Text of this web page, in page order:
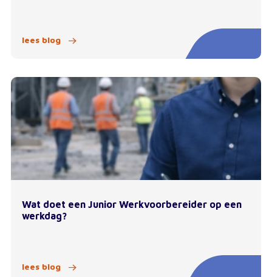
lees blog
Wat doet een Junior Werkvoorbereider op een
werkdag?
lees blog